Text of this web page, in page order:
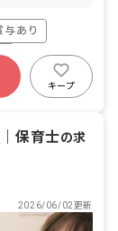
平日を2～3
、趣味の旅行
ども可能で
時間の遊び、
始まり、色や
どもと一緒に
ったりしま
も様々な日本
いますが、そ
スキルに自信
ス編
児クラス 8
与あり
あり
キープ
保育士の求
2026/06/02更新